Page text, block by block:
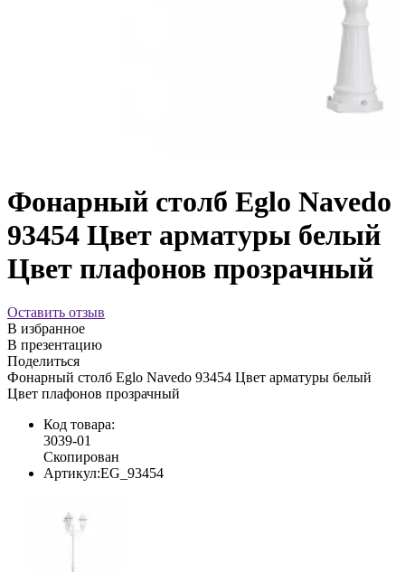
Фонарный столб Eglo Navedo
93454 Цвет арматуры белый
Цвет плафонов прозрачный
Оставить отзыв
В избранное
В презентацию
Поделиться
Фонарный столб Eglo Navedo 93454 Цвет арматуры белый
Цвет плафонов прозрачный
Код товара:
3039-01
Скопирован
Артикул:EG_93454